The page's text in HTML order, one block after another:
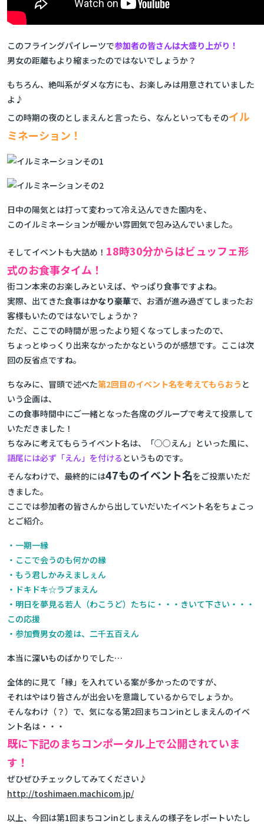
このフライングパイレーツで参加者の皆さんは大盛り上がり！
男女の距離もより縮まったのではないでしょうか？
もちろん、絶叫系がダメな方にも、お楽しみは用意されていました
よ♪
この時期の夜のとしまえんと言ったら、なんといってもそのイル
ミネーション！
日中の陽気とは打って変わって冷え込んできた園内を、
このイルミネーションが暖かい雰囲気で包み込んでいました。
そしてイベントも大詰め！ 18時30分からはビュッフェ形
式のお食事タイム！
街コン本来のお楽しみといえば、やっぱり食事ですよね。
実際、出てきた食事はかなり豪華で、お酒が進み過ぎてしまったお
客様もいたのではないでしょうか？
ただ、ここでの時間が思ったより短くなってしまったので、
ちょっとゆっくり出来なかったかなというのが感想です。ここは次
回の反省点ですね。
ちなみに、冒頭で述べた第2回目のイベント名を考えてもらおう と
いう企画は、
この食事時間中にご一緒となった各席のグループで考えて投票して
いただきました！
ちなみに考えてもらうイベント名は、「○○えん」といった風に、
語尾には必ず「えん」を付ける というものです。
そんなわけで、最終的には47ものイベント名をご投票いただ
きました。
ここでは参加者の皆さんから出していだいたイベント名をちょこっ
とご紹介。
・一期一縁
・ここで会うのも何かの縁
・もう君しかみえましぇん
・ドキドキ☆ラブまえん
・明日を夢見る若人（わこうど）たちに・・・きいて下さい・・・
この応援
・参加費男女の差は、二千五百えん
本当に深いものばかりでした…
全体的に見て「縁」を入れている案が多かったのですが、
それはやはり皆さんが出会いを意識しているからでしょうか。
そんなわけ（？）で、気になる第2回まちコンinとしまえんのイベ
ント名は・・・
既に下記のまちコンポータル上で公開されていま
す！
ぜひぜひチェックしてみてください♪
http://toshimaen.machicom.jp/
以上、今回は第1回まちコンinとしまえんの様子をレポートいたし